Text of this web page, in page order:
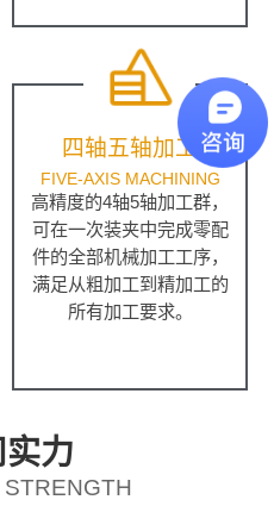
四轴五轴加工
FIVE-AXIS MACHINING
高精度的4轴5轴加工群，
可在一次装夹中完成零配
件的全部机械加工工序，
满足从粗加工到精加工的
所有加工要求。
力